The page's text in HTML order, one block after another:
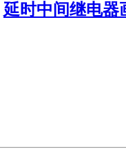
延时中间继电器